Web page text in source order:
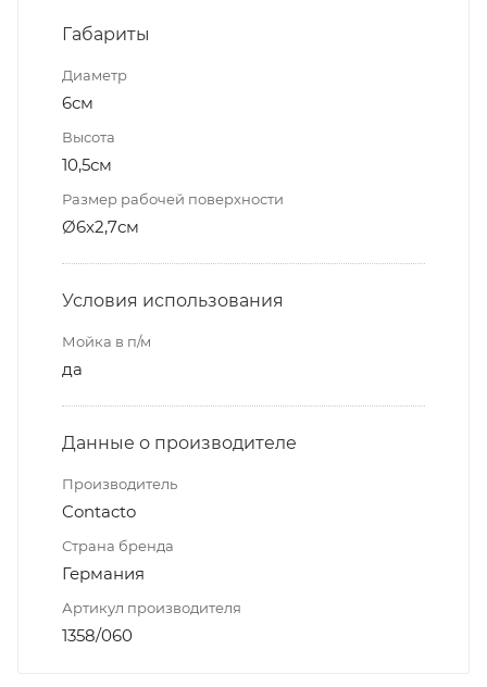
Габариты
Диаметр
6см
Высота
10,5см
Размер рабочей поверхности
Ø6x2,7см
Условия использования
Мойка в п/м
да
Данные о производителе
Производитель
Contacto
Страна бренда
Германия
Артикул производителя
1358/060